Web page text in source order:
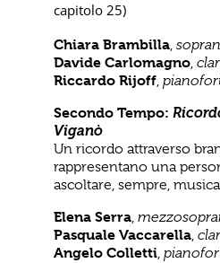
capitolo 25)
Chiara Brambilla,
Davide Carlomagno,
Riccardo Rijoff,
Secondo Tempo:
Viganò
Un ricordo attraverso
rappresentano una
ascoltare, sempre,
Elena Serra,
Pasquale Vaccarella,
Angelo Colletti,